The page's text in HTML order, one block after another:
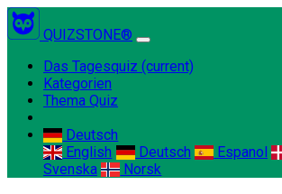
QUIZSTONE®
Das Tagesquiz (current)
Kategorien
Thema Quiz
Deutsch
English
Deutsch Espanol
Svenska
Norsk